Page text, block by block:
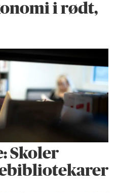
i rødt,
Skoler